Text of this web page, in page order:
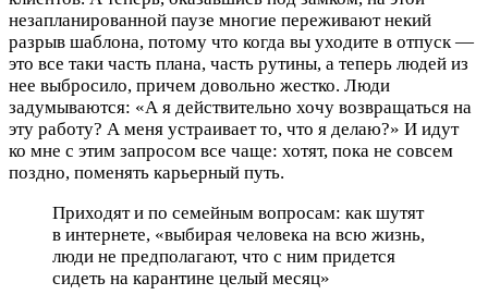
незапланированной паузе многие переживают некий
разрыв шаблона, потому что когда вы уходите в отпуск —
это все таки часть плана, часть рутины, а теперь людей из
нее выбросило, причем довольно жестко. Люди
задумываются: «А я действительно хочу возвращаться на
эту работу? А меня устраивает то, что я делаю?» И идут
ко мне с этим запросом все чаще: хотят, пока не совсем
поздно, поменять карьерный путь.
Приходят и по семейным вопросам: как шутят
в интернете, «выбирая человека на всю жизнь,
люди не предполагают, что с ним придется
сидеть на карантине целый месяц»